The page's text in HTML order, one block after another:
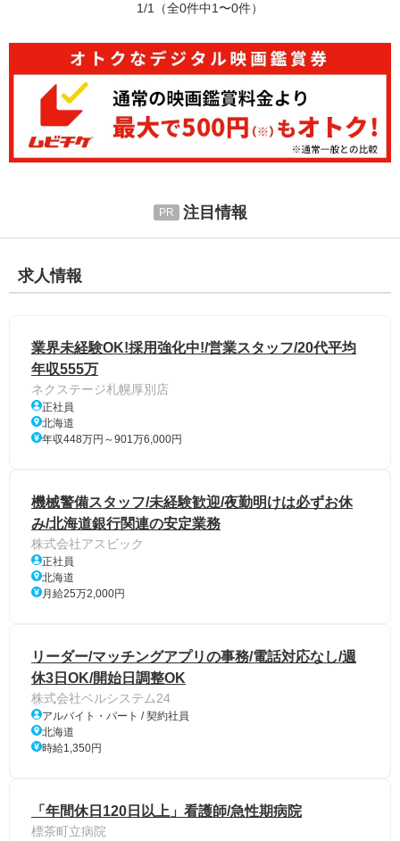
1/1 （全0件中1〜0件）
注目情報
求人情報
業界未経験OK!採用強化中!/営業スタッフ/20代平均
年収555万
ネクステージ札幌厚別店
正社員
北海道
年収448万円～901万6,000円
機械警備スタッフ/未経験歓迎/夜勤明けは必ずお休
み/北海道銀行関連の安定業務
株式会社アスビック
正社員
北海道
月給25万2,000円
リーダー/マッチングアプリの事務/電話対応なし/週
休3日OK/開始日調整OK
株式会社ベルシステム24
アルバイト・パート / 契約社員
北海道
時給1,350円
「年間休日120日以上」看護師/急性期病院
標茶町立病院